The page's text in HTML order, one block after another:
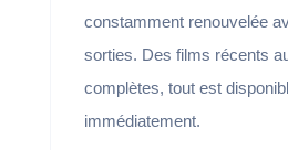
constamment renouvelée
sorties. Des films récents
complètes, tout est
immédiatement.